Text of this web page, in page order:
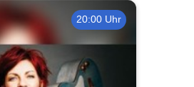
20:00 Uhr